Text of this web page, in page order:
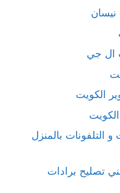
نيسان
ال جي
الكويت
و التلفونات بالمنزل
24 ساعة فني تصليح برادات